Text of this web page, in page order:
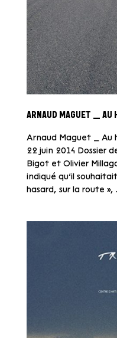
ARNAUD MAGUET _ AU
Arnaud Maguet _ Au
22 juin 2014 Dossier
Bigot et Olivier
indiqué qu’il
hasard, sur la route